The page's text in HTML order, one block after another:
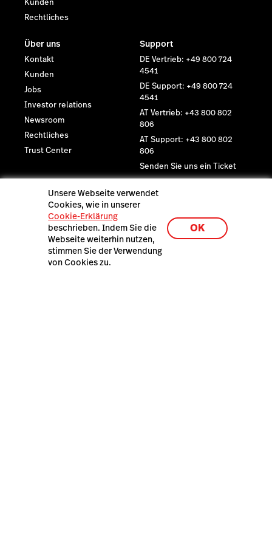
Kunden
Rechtliches
Über uns
Kontakt
Kunden
Jobs
Investor relations
Newsroom
Rechtliches
Trust Center
Support
DE Vertrieb: +49 800 724
4541
DE Support: +49 800 724
4541
AT Vertrieb: +43 800 802
806
AT Support: +43 800 802
806
Senden Sie uns ein Ticket
Neueste Ressourcen
Lightspeed K-Series Demo
Unsere Webseite verwendet
Cookies, wie in unserer
Cookie-Erklärung
beschrieben. Indem Sie die
Webseite weiterhin nutzen,
stimmen Sie der Verwendung
von Cookies zu.
OK